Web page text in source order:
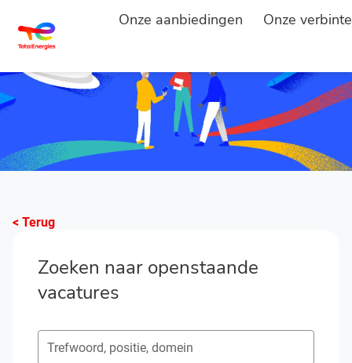
Onze aanbiedingen Onze
< Terug
Zoeken naar openstaande
vacatures
Zoeken naar open posities